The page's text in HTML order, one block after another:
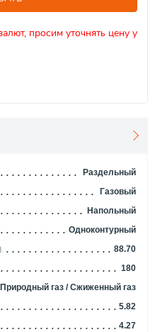
просим уточнять цену у
Раздельный
Газовый
Напольный
Одноконтурный
88.70
180
Природный газ / Сжиженный газ
5.82
4.27